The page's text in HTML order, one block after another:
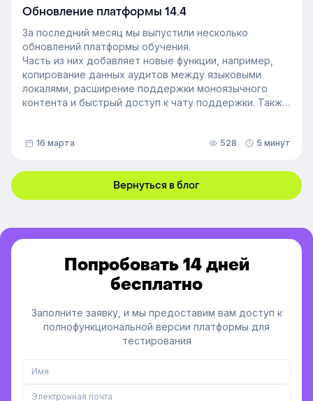
неформальных лидеров и применение их навыков
может стать стратегией управления персоналом,
которая повысит производительность и создаст
более позитивную корпоративную культуру. Как это
сделать — рассказали в статье.
Обновление платформы 14.4
За последний месяц мы выпустили несколько
обновлений платформы обучения.
Часть из них добавляет новые функции, например,
копирование данных аудитов между языковыми
локалями, расширение поддержки моноязычного
контента и быстрый доступ к чату поддержки. Также
доступов, добавили фильтрацию данных по точному
платформы.
16 марта 528 5 минут
Вернуться в блог
Попробовать 14 дней
бесплатно
Заполните заявку, и мы предоставим вам доступ к
полнофункциональной версии платформы для
тестирования